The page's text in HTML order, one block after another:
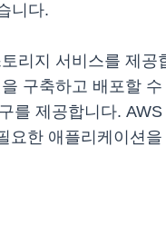
니다.
리지 서비스를 제공
구축하고 배포할
를 제공합니다.
요한 애플리케이션